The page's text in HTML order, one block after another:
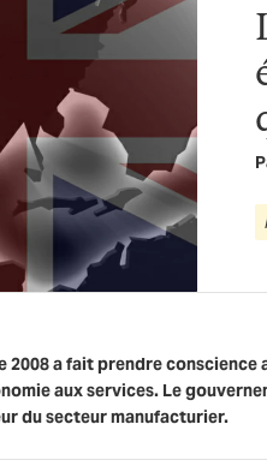
2008 a fait prendre
aux services. Le
du secteur manufacturier.